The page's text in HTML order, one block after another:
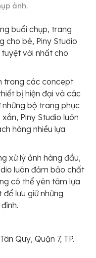
ảnh.
buổi chụp, trang
cho bé, Piny Studio
vời nhất cho
trong các concept
bị hiện đại và các
bộ trang phục
Piny Studio luôn
hàng nhiều lựa
xử lý ảnh hàng đầu,
luôn đảm bảo chất
có thể yên tâm lựa
lưu giữ những
Quy, Quận 7, TP.